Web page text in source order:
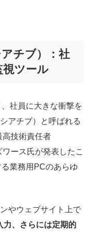
チブ）：社
視ツール
社員に大きな衝撃を
アチブ）と呼ばれる
高技術責任者
ース氏が発表したこ
業務用PCのあらゆ
やウェブサイト上で
力、さらには定期的